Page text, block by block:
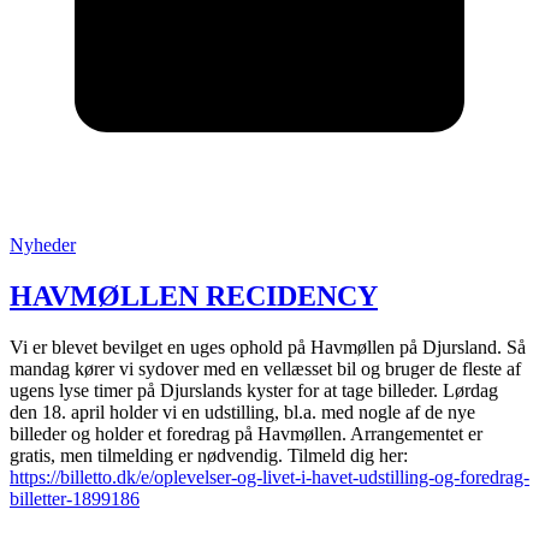
Posted
:
Nyheder
HAVMØLLEN RECIDENCY
Vi er blevet bevilget en uges ophold på Havmøllen på Djursland. Så
mandag kører vi sydover med en vellæsset bil og bruger de fleste af
ugens lyse timer på Djurslands kyster for at tage billeder. Lørdag
den 18. april holder vi en udstilling, bl.a. med nogle af de nye
billeder og holder et foredrag på Havmøllen. Arrangementet er
gratis, men tilmelding er nødvendig. Tilmeld dig her:
https://billetto.dk/e/oplevelser-og-livet-i-havet-udstilling-og-foredrag-
billetter-1899186